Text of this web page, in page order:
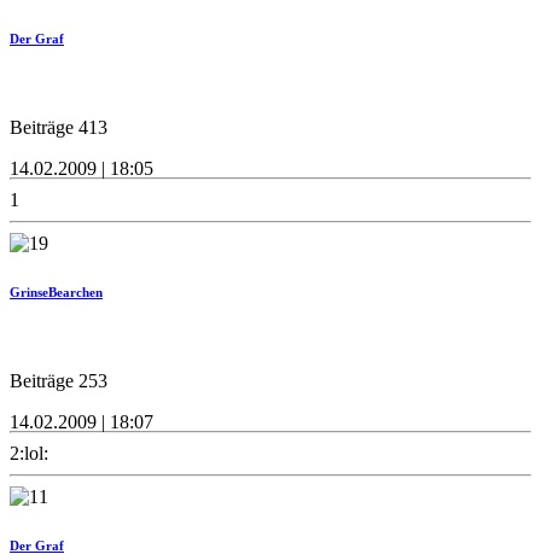
Der Graf
Beiträge 413
14.02.2009 | 18:05
1
GrinseBearchen
Beiträge 253
14.02.2009 | 18:07
2:lol:
Der Graf